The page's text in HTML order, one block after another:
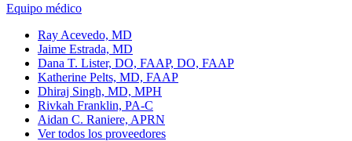
Equipo médico
Ray Acevedo, MD
Jaime Estrada, MD
Dana T. Lister, DO, FAAP, DO, FAAP
Katherine Pelts, MD, FAAP
Dhiraj Singh, MD, MPH
Rivkah Franklin, PA-C
Aidan C. Raniere, APRN
Ver todos los proveedores